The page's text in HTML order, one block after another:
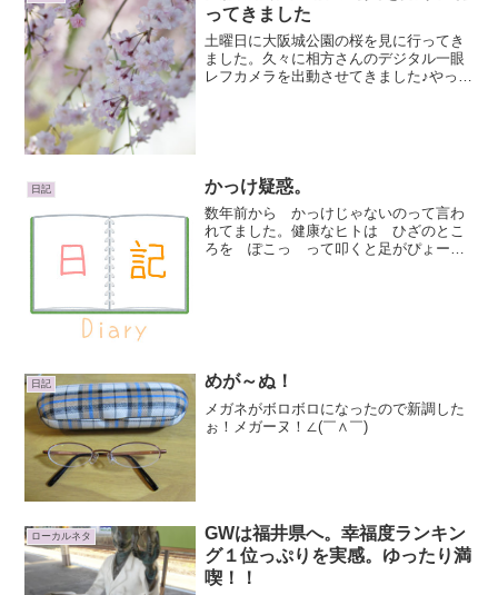
ってきました
土曜日に大阪城公園の桜を見に行ってき
ました。久々に相方さんのデジタル一眼
レフカメラを出動させてきました♪やっぱ
日記 かっけ疑惑。
数年前から かっけじゃないのって言わ
れてました。健康なヒトは ひざのとこ
ろを ぽこっ って叩くと足がぴょーん
日記 めが～ぬ！
メガネがボロボロになったので新調した
ぉ！メガーヌ！∠(￣∧￣)
ローカルネタ
GWは福井県へ。幸福度ランキン
グ１位っぷりを実感。ゆったり満
喫！！